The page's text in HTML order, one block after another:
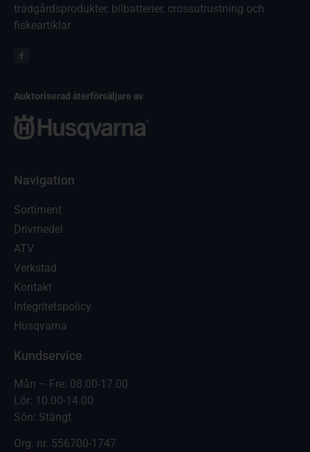
trädgårdsprodukter, bilbatterier, crossutrustning och
fiskeartiklar
Auktoriserad återförsäljare av
Navigation
Sortiment
Drivmedel
ATV
Verkstad
Kontakt
Integritetspolicy
Husqvarna
Kundservice
Mån – Fre: 08.00-17.00
Lör: 10.00-14.00
Sön: Stängt
Org. nr. 556700-1747